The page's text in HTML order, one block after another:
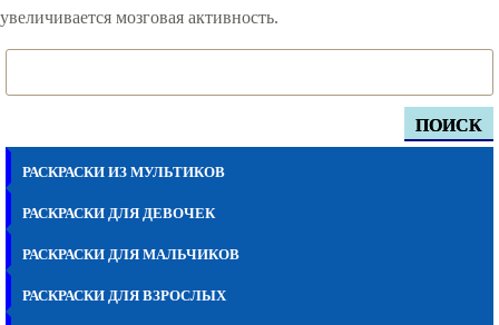
ПОИСК
РАСКРАСКИ ИЗ МУЛЬТИКОВ
РАСКРАСКИ ДЛЯ ДЕВОЧЕК
РАСКРАСКИ ДЛЯ МАЛЬЧИКОВ
РАСКРАСКИ ДЛЯ ВЗРОСЛЫХ
увеличивается мозговая активность.